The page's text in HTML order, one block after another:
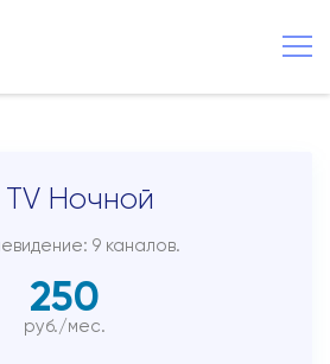
TV Ночной
9 каналов.
250
руб./мес.